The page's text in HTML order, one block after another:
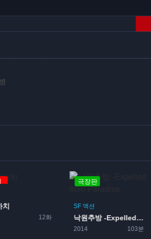
치
12화
극장판
SF 액션
낙원추방 -Expelled ...
2014 103분